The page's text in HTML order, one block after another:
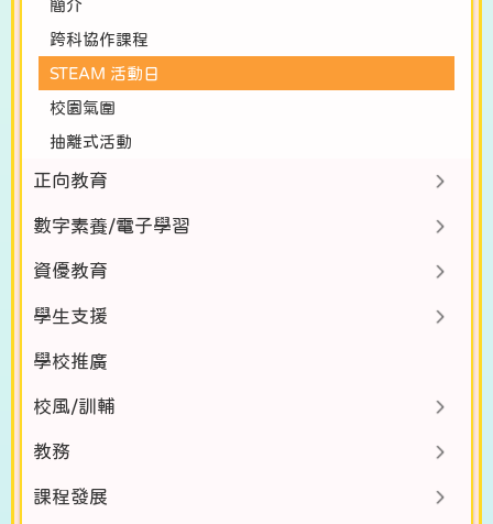
簡介
跨科協作課程
STEAM 活動日
校園氣圍
抽離式活動
正向教育
數字素養/電子學習
資優教育
學生支援
學校推廣
校風/訓輔
教務
課程發展